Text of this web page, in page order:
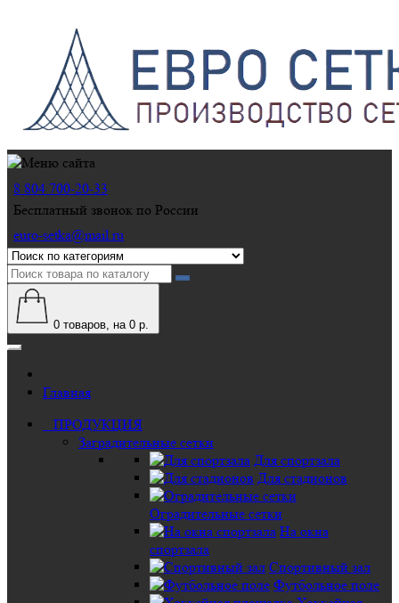
8 804 700-20-33
Бесплатный звонок по России
euro-setka@mail.ru
0 товаров, на 0 р.
Главная
ПРОДУКЦИЯ
Заградительные сетки
Для спортзала
Для стадионов
Оградительные сетки
На окна
спортзала
Спортивный зал
Футбольное поле